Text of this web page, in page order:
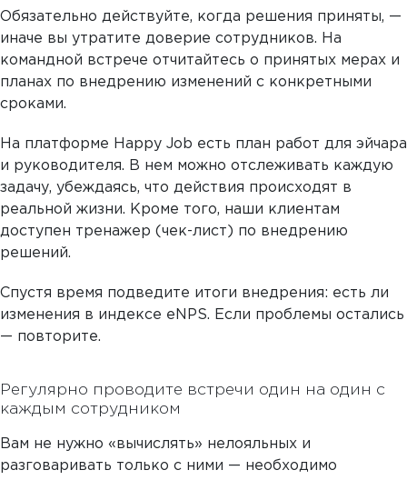
Обязательно действуйте, когда решения приняты, —
иначе вы утратите доверие сотрудников. На
командной встрече отчитайтесь о принятых мерах и
планах по внедрению изменений с конкретными
сроками.
На платформе Happy Job есть план работ для эйчара
и руководителя. В нем можно отслеживать каждую
задачу, убеждаясь, что действия происходят в
реальной жизни. Кроме того, наши клиентам
доступен тренажер (чек-лист) по внедрению
решений.
Спустя время подведите итоги внедрения: есть ли
изменения в индексе eNPS. Если проблемы остались
— повторите.
Регулярно проводите встречи один на один с
каждым сотрудником
Вам не нужно «вычислять» нелояльных и
разговаривать только с ними — необходимо